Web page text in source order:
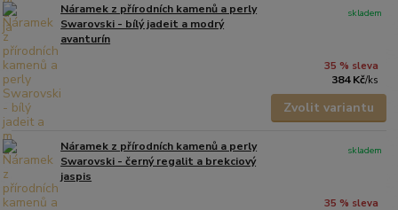
Náramek z přírodních kamenů a perly
Swarovski - bílý jadeit a modrý
avanturín
35 % sleva
384 Kč/ks
skladem
Zvolit variantu
Náramek z přírodních kamenů a perly
Swarovski - černý regalit a brekciový
jaspis
35 % sleva
skladem